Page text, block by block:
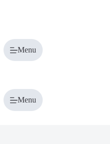
Menu
Menu